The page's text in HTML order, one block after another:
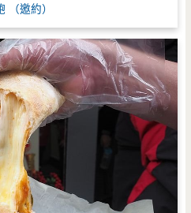
邀約）